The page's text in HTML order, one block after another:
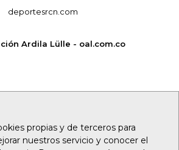
propias y de terceros para
nuestros servicio y conocer el
deportesrcn.com
Ardila Lülle - oal.com.co